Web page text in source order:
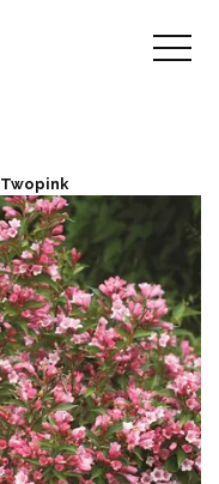
Twopink